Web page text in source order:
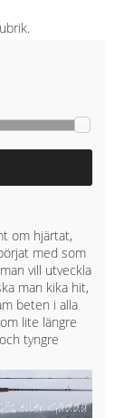
om hjärtat,
med som
vill utveckla
man kika hit,
beten i alla
lite längre
tyngre